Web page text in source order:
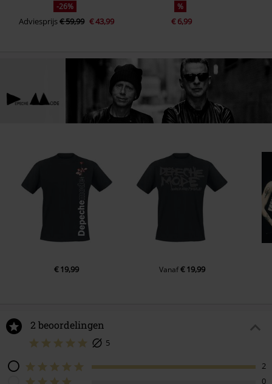
-26%
Adviesprijs€ 59,99 € 43,99
%
€ 6,99
€ 19,99 Vanaf€ 19,99
2 beoordelingen
5
2
0